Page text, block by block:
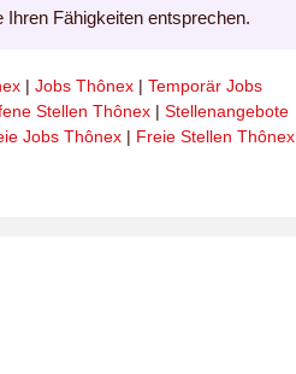
Fähigkeiten entsprechen.
| Jobs Thônex | Temporär Jobs
Stellen Thônex | Stellenangebote
Jobs Thônex | Freie Stellen Thônex